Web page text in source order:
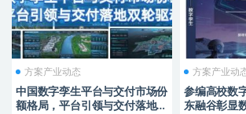
方案产业动态
中国数字孪生平台与交付市场份
额格局，平台引领与交付落地双
方案产业动
参编高校数
东融谷彰显